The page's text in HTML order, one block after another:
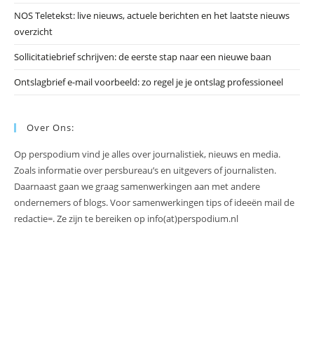
NOS Teletekst: live nieuws, actuele berichten en het laatste nieuws
overzicht
Sollicitatiebrief schrijven: de eerste stap naar een nieuwe baan
Ontslagbrief e-mail voorbeeld: zo regel je je ontslag professioneel
Over Ons:
Op perspodium vind je alles over journalistiek, nieuws en media.
Zoals informatie over persbureau’s en uitgevers of journalisten.
Daarnaast gaan we graag samenwerkingen aan met andere
ondernemers of blogs. Voor samenwerkingen tips of ideeën mail de
redactie=. Ze zijn te bereiken op info(at)perspodium.nl